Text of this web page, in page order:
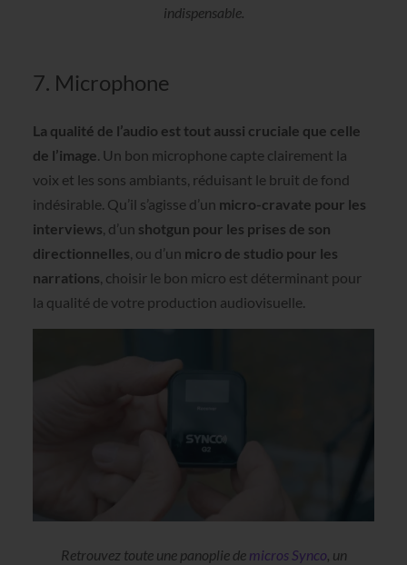
indispensable.
7. Microphone
La qualité de l’audio est tout aussi cruciale que celle
de l’image. Un bon microphone capte clairement la
voix et les sons ambiants, réduisant le bruit de fond
indésirable. Qu’il s’agisse d’un micro-cravate pour les
interviews, d’un shotgun pour les prises de son
directionnelles, ou d’un micro de studio pour les
narrations, choisir le bon micro est déterminant pour
la qualité de votre production audiovisuelle.
Retrouvez toute une panoplie de micros Synco, un